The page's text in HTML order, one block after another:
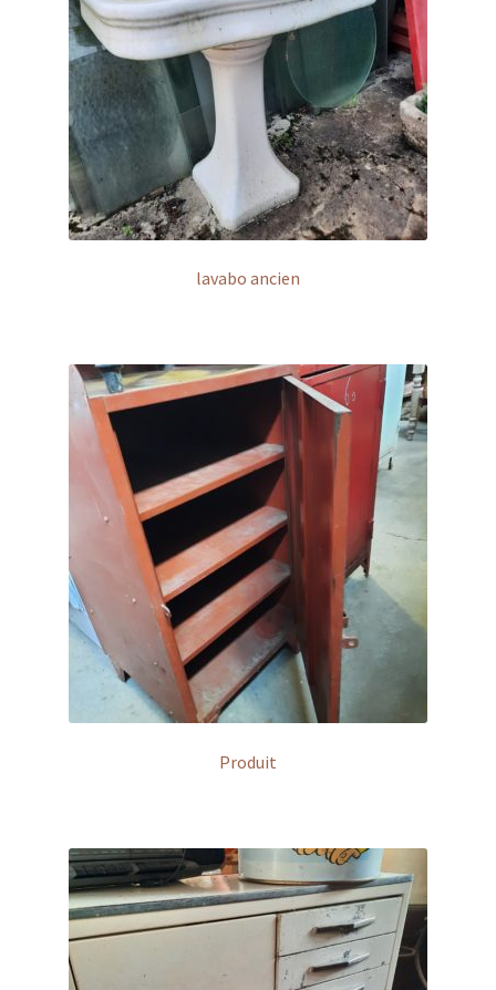
lavabo ancien
Produit